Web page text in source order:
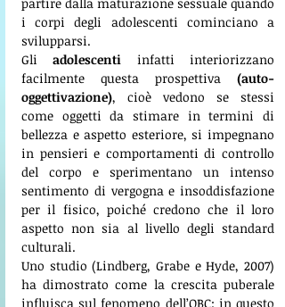
i corpi degli adolescenti cominciano a
svilupparsi.
Gli adolescenti infatti interiorizzano
facilmente questa prospettiva (auto-
oggettivazione), cioè vedono se stessi
come oggetti da stimare in termini di
bellezza e aspetto esteriore, si impegnano
in pensieri e comportamenti di controllo
del corpo e sperimentano un intenso
sentimento di vergogna e insoddisfazione
per il fisico, poiché credono che il loro
aspetto non sia al livello degli standard
culturali.
Uno studio (Lindberg, Grabe e Hyde, 2007)
ha dimostrato come la crescita puberale
influisca sul fenomeno dell’OBC: in questo